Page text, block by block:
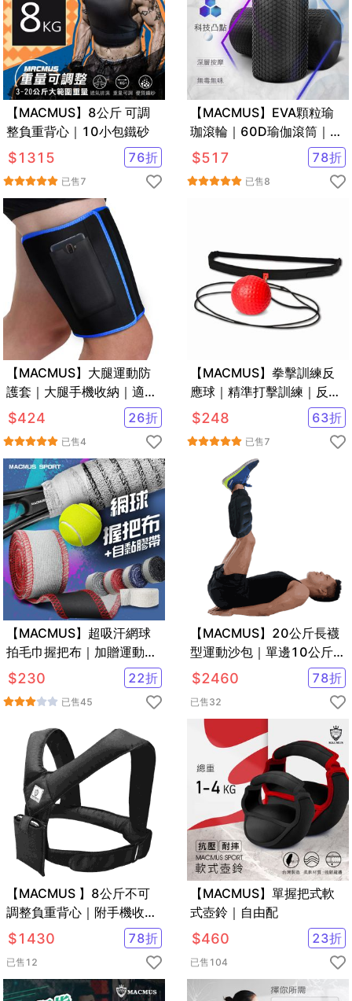
【MACMUS】8公斤 可調
整負重背心｜10小包鐵砂
$1315 76折
已售7
【MACMUS】EVA顆粒瑜
珈滾輪｜60D瑜伽滾筒｜基
本款瑜珈柱狼牙棒滾筒按摩
滾筒
$517 78折
已售8
【MACMUS】大腿運動防
護套｜大腿手機收納｜適合
藍球、跑步
$424 26折
已售4
【MACMUS】拳擊訓練反
應球｜精準打擊訓練｜反能
能力訓練｜超Q彈發泡球
$248 63折
已售7
【MACMUS】超吸汗網球
拍毛巾握把布｜加贈運動防
護膠帶
$230 22折
已售45
【MACMUS】20公斤長襪
型運動沙包｜單邊10公斤腿
部專用負重沙袋｜適合健
走、慢跑等運動
$2460 78折
已售32
【MACMUS 】8公斤不可
調整負重背心｜附手機收納
加重背心
$1430 78折
已售 12
【MACMUS】單握把式軟
式壺鈴｜自由配
$460 23折
已售 104